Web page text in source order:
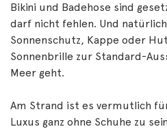
Bikini und Badehose sind
darf nicht fehlen. Und
Sonnenschutz, Kappe oder
Sonnenbrille zur Standard-
Meer geht.
Am Strand ist es vermutlich
Luxus ganz ohne Schuhe zu